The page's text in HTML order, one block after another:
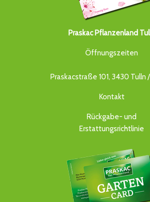
Praskac Pflanzenland
Öffnungszeiten
Praskacstraße 101, 3430 Tulln
Kontakt
Rückgabe- und
Erstattungsrichtlinie